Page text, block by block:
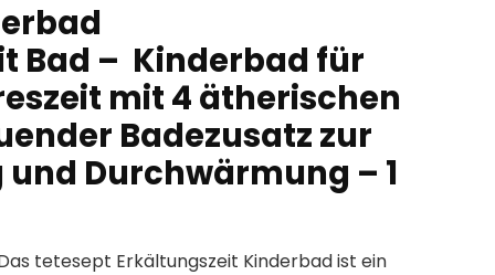
Bad – Kinderbad für
mit 4 ätherischen
Badezusatz zur
Durchwärmung – 1
tetesept Erkältungszeit Kinderbad ist ein